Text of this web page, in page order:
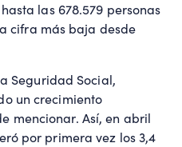
las 678.579 personas
cifra más baja desde
Seguridad Social,
un crecimiento
mencionar. Así, en abril
por primera vez los 3,4